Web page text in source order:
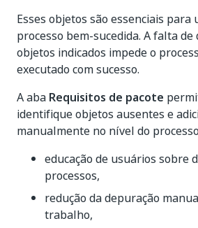
Esses objetos são essenciais para
processo bem-sucedida. A falta
objetos indicados impede o
executado com sucesso.
A aba Requisitos de pacote
identifique objetos ausentes e
manualmente no nível do
educação de usuários sobre
processos,
redução da depuração
trabalho,